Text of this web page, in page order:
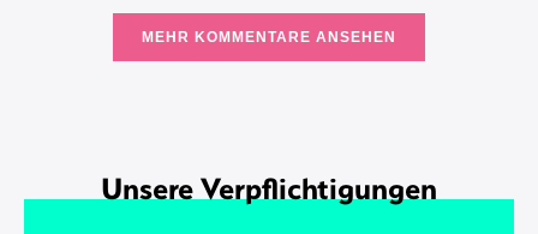
MEHR KOMMENTARE ANSEHEN
Unsere Verpflichtigungen